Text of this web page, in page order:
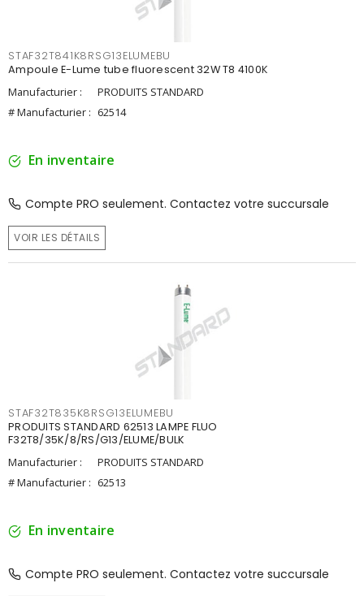
STAF32T841K8RSG13ELUMEBU
Ampoule E-Lume tube fluorescent 32W T8 4100K
Manufacturier :
PRODUITS STANDARD
# Manufacturier : 62514
En inventaire
Compte PRO seulement. Contactez votre succursale
VOIR LES DÉTAILS
STAF32T835K8RSG13ELUMEBU
PRODUITS STANDARD 62513 LAMPE FLUO
F32T8/35K/8/RS/G13/ELUME/BULK
Manufacturier :
PRODUITS STANDARD
# Manufacturier : 62513
En inventaire
Compte PRO seulement. Contactez votre succursale